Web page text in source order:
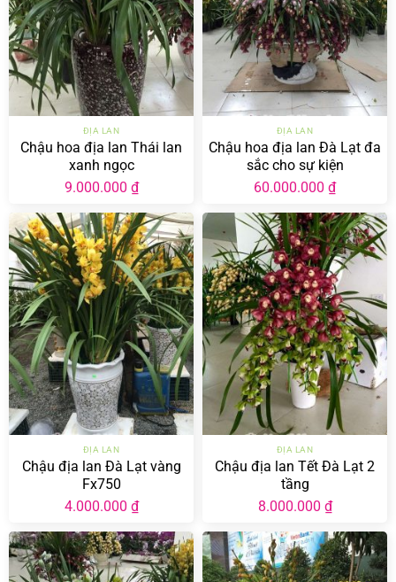
ĐỊA LAN
Chậu hoa địa lan Thái lan
xanh ngọc
9.000.000 ₫
ĐỊA LAN
Chậu hoa địa lan Đà Lạt đa
sắc cho sự kiện
60.000.000 ₫
ĐỊA LAN
Chậu địa lan Đà Lạt vàng
Fx750
4.000.000 ₫
ĐỊA LAN
Chậu địa lan Tết Đà Lạt 2
tầng
8.000.000 ₫